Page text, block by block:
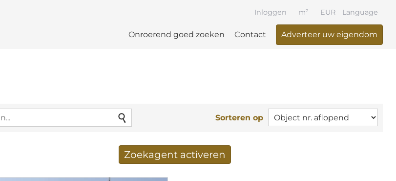
Language
Onroerend goed zoeken Contact Adverteer uw eigendom
Inloggen EUR
m²
Sorteren op
Zoekagent activeren